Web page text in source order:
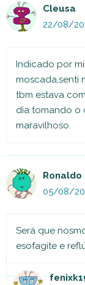
Cleusa
22/08/
Indicado por
moscada,sentí
tbm estava
dia tomando o
maravilhoso.
Ronaldo
05/08/
Será que
esofagite e